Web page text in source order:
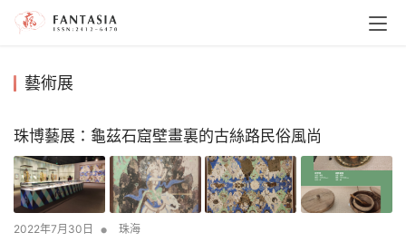
藝術展
珠博藝展：龜茲石窟壁畫裏的古絲路民俗風尚
2022年7月30日 • 珠海